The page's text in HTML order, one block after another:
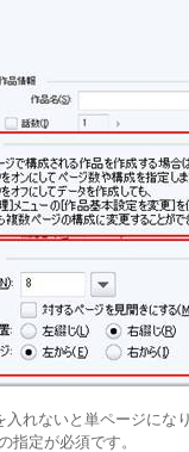
れないと単ページにな
指定が必須です。